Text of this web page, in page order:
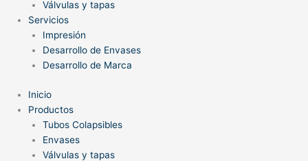
Válvulas y tapas
Servicios
Impresión
Desarrollo de Envases
Desarrollo de Marca
Inicio
Productos
Tubos Colapsibles
Envases
Válvulas y tapas